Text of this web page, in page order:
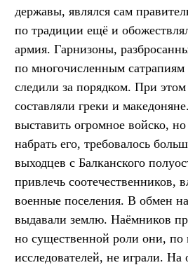
державы, являлся сам
по традиции ещё и
армия. Гарнизоны,
по многочисленным
следили за порядком. При
составляли греки и
выставить огромное войско,
набрать его, требовалось
выходцев с Балканского
привлечь соотечественников,
военные поселения. В обмен
выдавали землю. Наёмников
но существенной роли они,
исследователей, не играли.